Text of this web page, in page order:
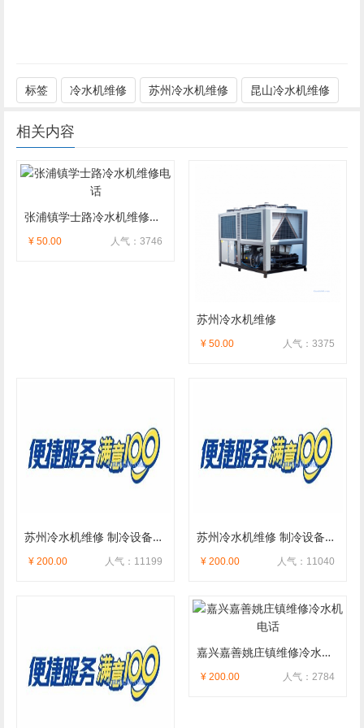
标签 冷水机维修 苏州冷水机维修 昆山冷水机维修
相关内容
张浦镇学士路冷水机维修电话
人气：3746
¥ 50.00
苏州冷水机维修
人气：3375
¥ 50.00
苏州冷水机维修 制冷设备维修电话
人气：11199
¥ 200.00
苏州冷水机维修 制冷设备维修电话
人气：11040
¥ 200.00
嘉兴嘉善姚庄镇维修冷水机电话
人气：2784
¥ 200.00